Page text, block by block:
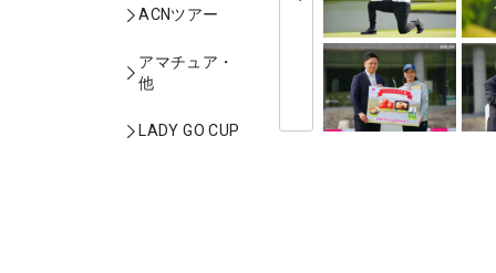
ACNツアー
アマチュア・
他
LADY GO CUP